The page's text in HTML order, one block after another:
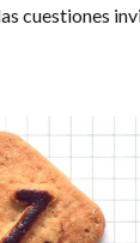
cuestiones